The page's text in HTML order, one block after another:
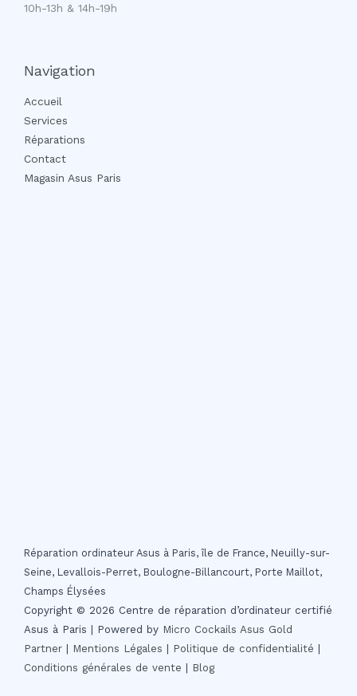
10h-13h & 14h-19h
Navigation
Accueil
Services
Réparations
Contact
Magasin Asus Paris
Réparation ordinateur Asus à Paris, île de France, Neuilly-sur-
Seine, Levallois-Perret, Boulogne-Billancourt, Porte Maillot,
Champs Élysées
Copyright © 2026 Centre de réparation d’ordinateur certifié
Asus à Paris | Powered by Micro Cockails Asus Gold
Partner
Mentions Légales Politique de confidentialité
Conditions générales de vente
Blog